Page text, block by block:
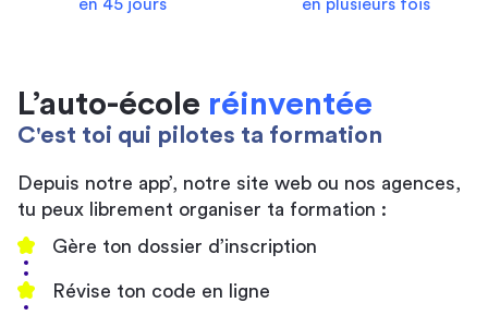
en 45 jours
en plusieurs fois
L’auto-école réinventée
C'est toi qui pilotes ta formation
Depuis notre app’, notre site web ou nos agences,
tu peux librement organiser ta formation :
Gère ton dossier d’inscription
Révise ton code en ligne